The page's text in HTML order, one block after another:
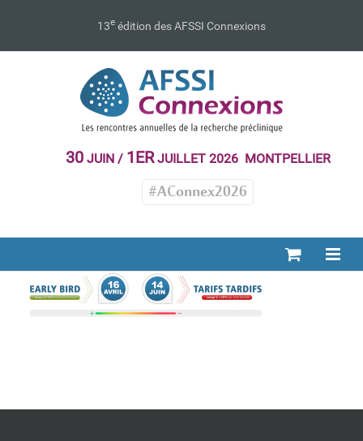
13e édition des AFSSI Connexions
30JUIN / 1ERJUILLET 2026 MONTPELLIER
#AConnex2026